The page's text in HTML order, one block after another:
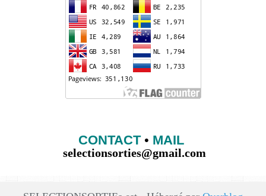
CONTACT• MAIL
selectionsorties@gmail.com